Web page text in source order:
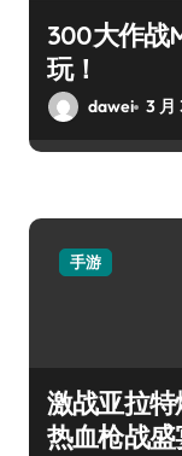
300大作战
玩！
dawei 3 月
手游
激战亚拉
热血枪战盛